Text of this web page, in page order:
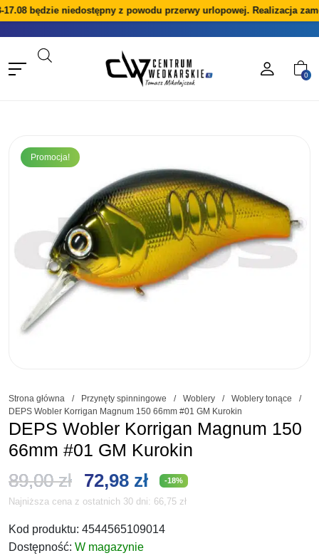
będzie niedostępny z powodu przerwy urlopowej. Realizacja
0
Promocja!
Strona główna / Przynęty spinningowe / Woblery / Woblery tonące
/
DEPS Wobler Korrigan Magnum 150 66mm #01 GM Kurokin
DEPS Wobler Korrigan Magnum 150
66mm #01 GM Kurokin
89,00zł Pierwotna
cena
wynosiła:
72,98 złAktualna
cena
wynosi:
-18%
Najniższa cena z ostatnich 30 dni: 66,75 zł
Kod produktu: 4544565109014
Dostępność: W magazynie